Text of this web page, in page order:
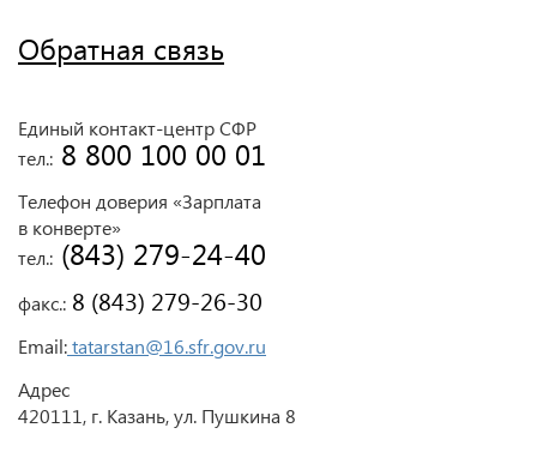
Обратная связь
Единый контакт-центр СФР
тел.: 8 800 100 00 01
Телефон доверия «Зарплата
в конверте»
тел.: (843) 279-24-40
факс.: 8 (843) 279-26-30
Email:tatarstan@16.sfr.gov.ru
Адрес
420111, г. Казань, ул. Пушкина 8